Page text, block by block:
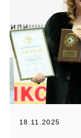
18.11.2025